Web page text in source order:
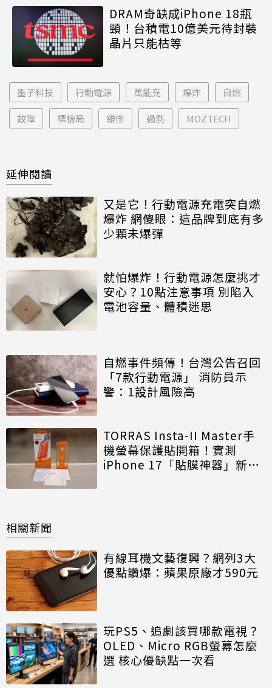
DRAM奇缺成iPhone 18瓶
頸！台積電10億美元待封裝
晶片只能枯等
墨子科技 行動電源 萬能充 爆炸 自燃
故障 標檢局 維修 過熱 MOZTECH
延伸閱讀
又是它！行動電源充電突自燃
爆炸 網傻眼：這品牌到底有多
少顆未爆彈
就怕爆炸！行動電源怎麼挑才
安心？10點注意事項 別陷入
電池容量、體積迷思
自燃事件頻傳！台灣公告召回
「7款行動電源」 消防員示
警：1設計風險高
TORRAS Insta-II Master手
機螢幕保護貼開箱！實測
iPhone 17「貼膜神器」新手
相關新聞
有線耳機文藝復興？網列3大
優點讚爆：蘋果原廠才590元
玩PS5、追劇該買哪款電視？
OLED、Micro RGB螢幕怎麼
選 核心優缺點一次看